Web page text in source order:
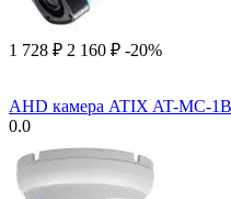
1 728 ₽ 2 160 ₽ -20%
AHD камера ATIX AT-MC-
0.0